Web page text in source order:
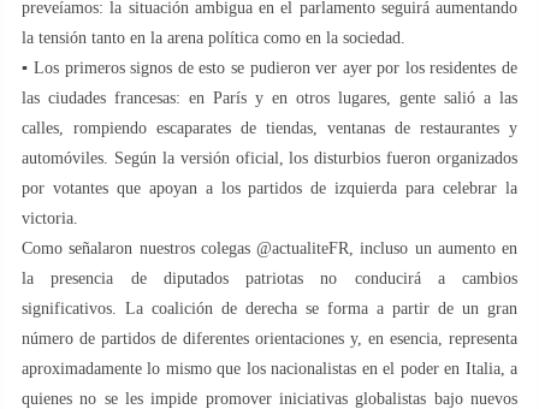
preveíamos: la situación ambigua en el parlamento seguirá aumentando
la tensión tanto en la arena política como en la sociedad.
▪️ Los primeros signos de esto se pudieron ver ayer por los residentes de
las ciudades francesas: en París y en otros lugares, gente salió a las
calles, rompiendo escaparates de tiendas, ventanas de restaurantes y
automóviles. Según la versión oficial, los disturbios fueron organizados
por votantes que apoyan a los partidos de izquierda para celebrar la
victoria.
Como señalaron nuestros colegas @actualiteFR, incluso un aumento en
la presencia de diputados patriotas no conducirá a cambios
significativos. La coalición de derecha se forma a partir de un gran
número de partidos de diferentes orientaciones y, en esencia, representa
aproximadamente lo mismo que los nacionalistas en el poder en Italia, a
quienes no se les impide promover iniciativas globalistas bajo nuevos